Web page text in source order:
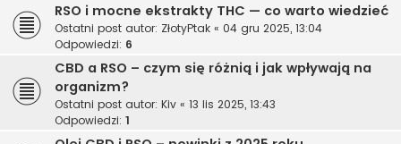
RSO i mocne ekstrakty THC — co warto wiedzieć
Ostatni post autor: ZłotyPtak « 04 gru 2025, 13:04
Odpowiedzi: 6
CBD a RSO – czym się różnią i jak wpływają na
organizm?
Ostatni post autor: Kiv « 13 lis 2025, 13:43
Odpowiedzi: 1